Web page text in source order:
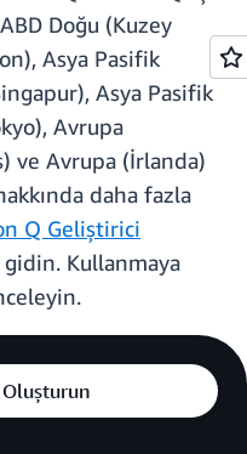
Doğu (Kuzey
Asya Pasifik
Asya Pasifik
Avrupa
ve Avrupa (İrlanda)
daha fazla
Q Geliştirici
gidin. Kullanmaya
Oluşturun